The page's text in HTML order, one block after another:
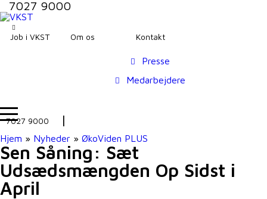
7027 9000
Job i VKST Om os Kontakt
Presse
Medarbejdere
7027 9000
Hjem » Nyheder » ØkoViden PLUS
Sen Såning: Sæt
Udsædsmængden Op Sidst i
April